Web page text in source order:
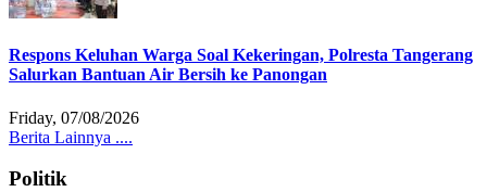
Respons Keluhan Warga Soal Kekeringan, Polresta Tangerang
Salurkan Bantuan Air Bersih ke Panongan
Friday, 07/08/2026
Berita Lainnya ....
Politik